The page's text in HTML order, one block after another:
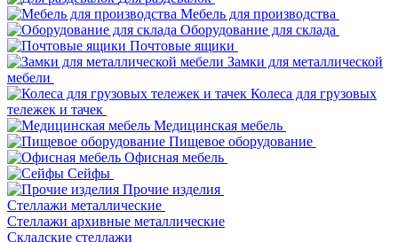
Мебель для производства
Оборудование для склада
Почтовые ящики
Замки для металлической
мебели
Колеса для грузовых
тележек и тачек
Медицинская мебель
Пищевое оборудование
Офисная мебель
Сейфы
Прочие изделия
Стеллажи металлические
Cтеллажи архивные металлические
Складские стеллажи